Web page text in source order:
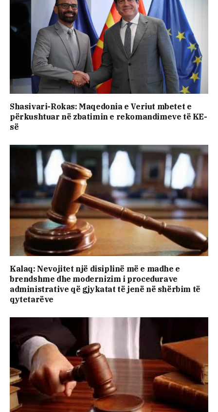
Shasivari-Rokas: Maqedonia e Veriut mbetet e
përkushtuar në zbatimin e rekomandimeve të KE-
së
Kalaq: Nevojitet një disiplinë më e madhe e
brendshme dhe modernizim i procedurave
administrative që gjykatat të jenë në shërbim të
qytetarëve